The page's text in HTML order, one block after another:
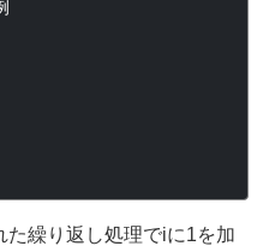
繰り返し処理でiに1を加